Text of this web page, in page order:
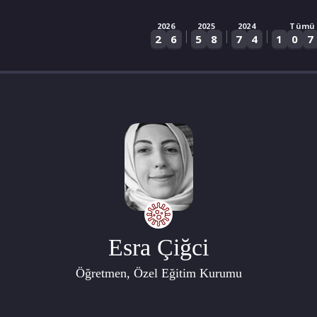
2026
2 6 |
2025
5 8 |
2024
7 4 |
Tümü
1 0 7
Esra Çiğci
Öğretmen, Özel Eğitim Kurumu